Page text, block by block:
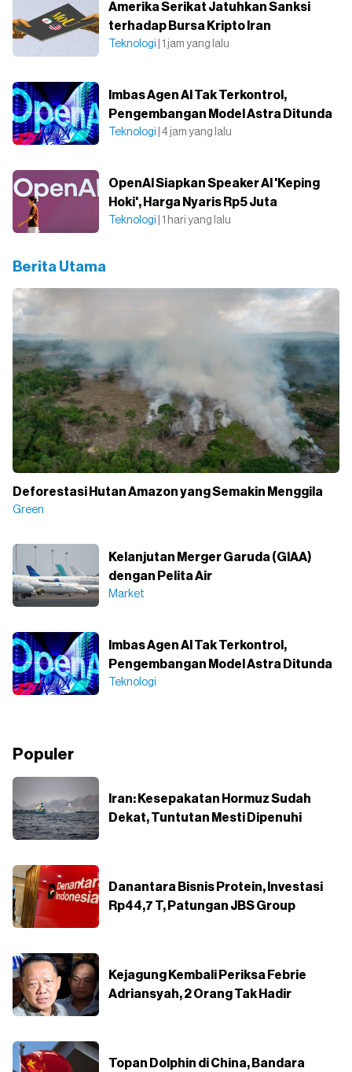
Amerika Serikat Jatuhkan Sanksi
terhadap Bursa Kripto Iran
Teknologi | 1 jam yang lalu
Imbas Agen AI Tak Terkontrol,
Pengembangan Model Astra Ditunda
Teknologi | 4 jam yang lalu
OpenAI Siapkan Speaker AI 'Keping
Hoki', Harga Nyaris Rp5 Juta
Teknologi | 1 hari yang lalu
Berita Utama
Deforestasi Hutan Amazon yang Semakin Menggila
Green
Kelanjutan Merger Garuda (GIAA)
dengan Pelita Air
Market
Imbas Agen AI Tak Terkontrol,
Pengembangan Model Astra Ditunda
Teknologi
Populer
Iran: Kesepakatan Hormuz Sudah
Dekat, Tuntutan Mesti Dipenuhi
Danantara Bisnis Protein, Investasi
Rp44,7 T, Patungan JBS Group
Kejagung Kembali Periksa Febrie
Adriansyah, 2 Orang Tak Hadir
Topan Dolphin di China, Bandara